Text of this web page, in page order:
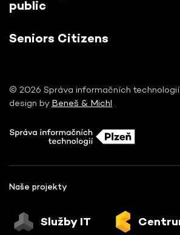
public
Seniors Citizens
© 2026 Správa informačních
design by Beneš & Michl
Naše projekty
Služby IT